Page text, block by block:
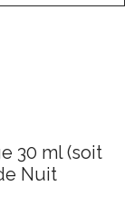
30 ml (soit
Nuit